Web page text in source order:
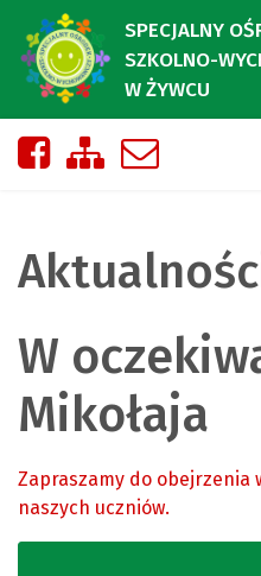
SPECJALNY
SZKOLNO-
W ŻYWCU
Nasza strona na
Zobacz mapę
W
Mikołaja
Zapraszamy do obejrzenia
naszych uczniów.